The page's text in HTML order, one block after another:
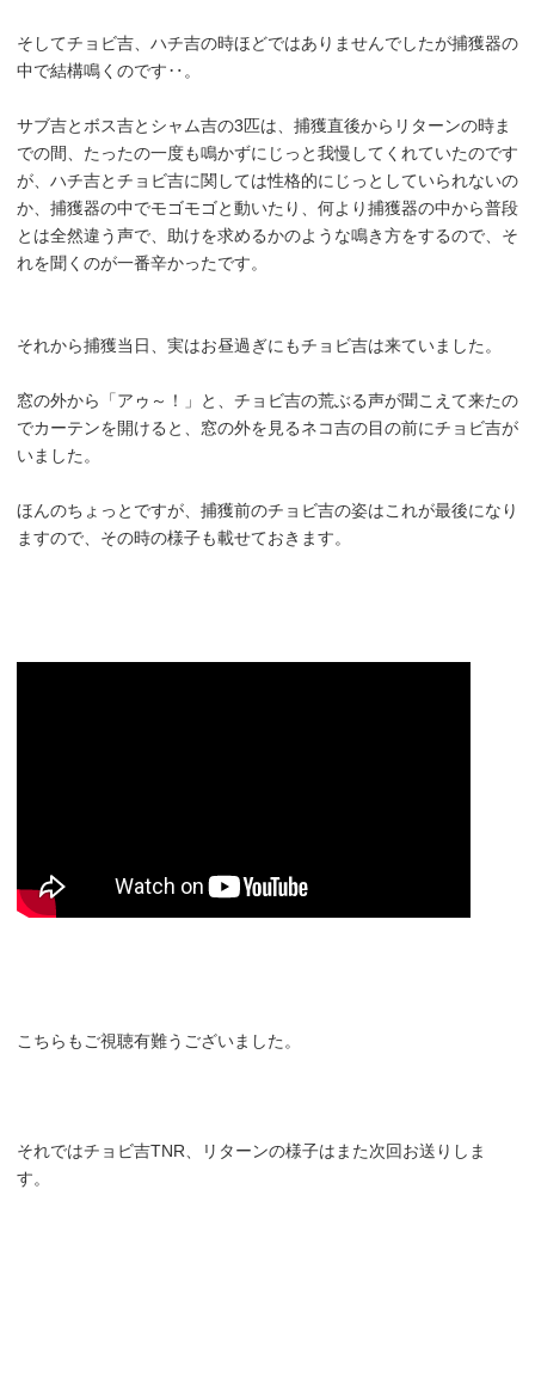
そしてチョビ吉、ハチ吉の時ほどではありませんでしたが捕獲器の
中で結構鳴くのです‥。
サブ吉とボス吉とシャム吉の3匹は、捕獲直後からリターンの時ま
での間、たったの一度も鳴かずにじっと我慢してくれていたのです
が、ハチ吉とチョビ吉に関しては性格的にじっとしていられないの
か、捕獲器の中でモゴモゴと動いたり、何より捕獲器の中から普段
とは全然違う声で、助けを求めるかのような鳴き方をするので、そ
れを聞くのが一番辛かったです。
それから捕獲当日、実はお昼過ぎにもチョビ吉は来ていました。
窓の外から「アゥ～！」と、チョビ吉の荒ぶる声が聞こえて来たの
でカーテンを開けると、窓の外を見るネコ吉の目の前にチョビ吉が
いました。
ほんのちょっとですが、捕獲前のチョビ吉の姿はこれが最後になり
ますので、その時の様子も載せておきます。
こちらもご視聴有難うございました。
それではチョビ吉TNR、リターンの様子はまた次回お送りしま
す。